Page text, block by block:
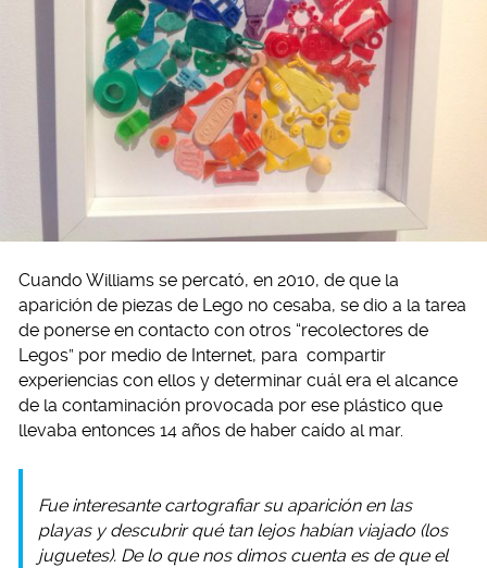
Cuando Williams se percató, en 2010, de que la
aparición de piezas de Lego no cesaba, se dio a la tarea
de ponerse en contacto con otros “recolectores de
Legos” por medio de Internet, para compartir
experiencias con ellos y determinar cuál era el alcance
de la contaminación provocada por ese plástico que
llevaba entonces 14 años de haber caído al mar.
Fue interesante cartografiar su aparición en las
playas y descubrir qué tan lejos habían viajado (los
juguetes). De lo que nos dimos cuenta es de que el